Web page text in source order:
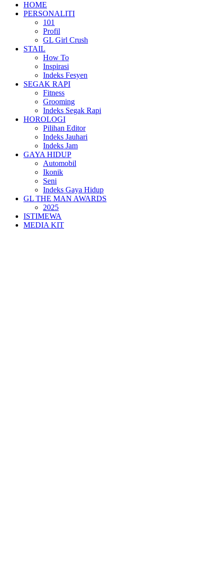
HOME
PERSONALITI
101
Profil
GL Girl Crush
STAIL
How To
Inspirasi
Indeks Fesyen
SEGAK RAPI
Fitness
Grooming
Indeks Segak Rapi
HOROLOGI
Pilihan Editor
Indeks Jauhari
Indeks Jam
GAYA HIDUP
Automobil
Ikonik
Seni
Indeks Gaya Hidup
GL THE MAN AWARDS
2025
ISTIMEWA
MEDIA KIT